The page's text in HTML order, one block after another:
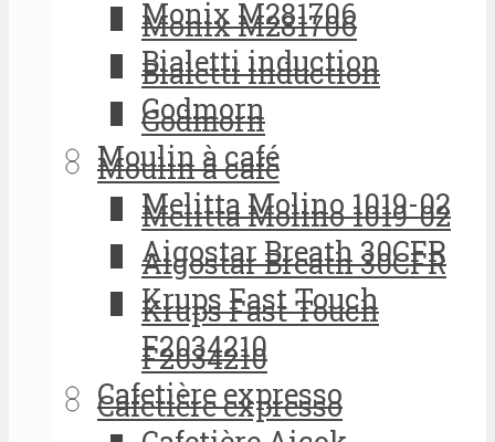
Monix M281706
Bialetti induction
Godmorn
Moulin à café
Melitta Molino 1019-02
Aigostar Breath 30CFR
Krups Fast Touch
F2034210
Cafetière expresso
Monix M281706
Bialetti induction
Godmorn
Moulin à café
Melitta Molino 1019-02
Aigostar Breath 30CFR
Krups Fast Touch
F2034210
Cafetière expresso